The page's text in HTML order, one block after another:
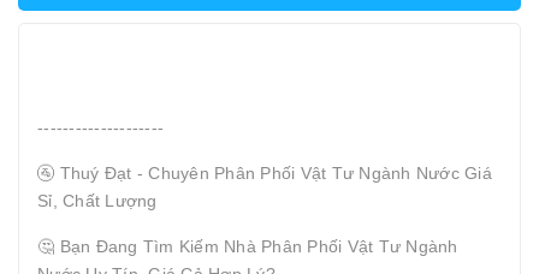
--------------------
🚰 Thuý Đạt - Chuyên Phân Phối Vật Tư Ngành Nước Giá
Sỉ, Chất Lượng
🤔 Bạn Đang Tìm Kiếm Nhà Phân Phối Vật Tư Ngành